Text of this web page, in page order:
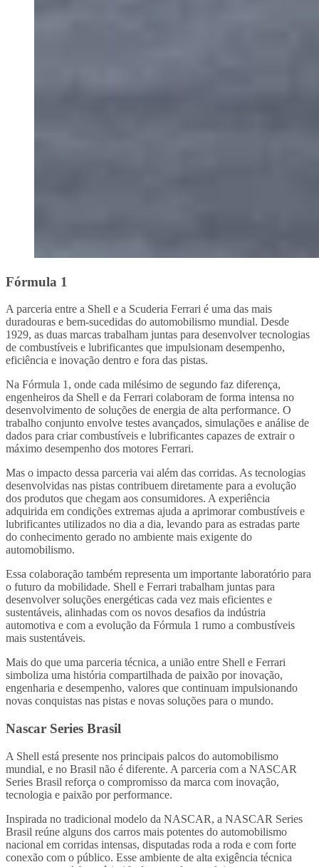
Fórmula 1
A parceria entre a Shell e a Scuderia Ferrari é uma das mais
duradouras e bem-sucedidas do automobilismo mundial. Desde
1929, as duas marcas trabalham juntas para desenvolver tecnologias
de combustíveis e lubrificantes que impulsionam desempenho,
eficiência e inovação dentro e fora das pistas.
Na Fórmula 1, onde cada milésimo de segundo faz diferença,
engenheiros da Shell e da Ferrari colaboram de forma intensa no
desenvolvimento de soluções de energia de alta performance. O
trabalho conjunto envolve testes avançados, simulações e análise de
dados para criar combustíveis e lubrificantes capazes de extrair o
máximo desempenho dos motores Ferrari.
Mas o impacto dessa parceria vai além das corridas. As tecnologias
desenvolvidas nas pistas contribuem diretamente para a evolução
dos produtos que chegam aos consumidores. A experiência
adquirida em condições extremas ajuda a aprimorar combustíveis e
lubrificantes utilizados no dia a dia, levando para as estradas parte
do conhecimento gerado no ambiente mais exigente do
automobilismo.
Essa colaboração também representa um importante laboratório para
o futuro da mobilidade. Shell e Ferrari trabalham juntas para
desenvolver soluções energéticas cada vez mais eficientes e
sustentáveis, alinhadas com os novos desafios da indústria
automotiva e com a evolução da Fórmula 1 rumo a combustíveis
mais sustentáveis.
Mais do que uma parceria técnica, a união entre Shell e Ferrari
simboliza uma história compartilhada de paixão por inovação,
engenharia e desempenho, valores que continuam impulsionando
novas conquistas nas pistas e novas soluções para o mundo.
Nascar Series Brasil
A Shell está presente nos principais palcos do automobilismo
mundial, e no Brasil não é diferente. A parceria com a NASCAR
Series Brasil reforça o compromisso da marca com inovação,
tecnologia e paixão por performance.
Inspirada no tradicional modelo da NASCAR, a NASCAR Series
Brasil reúne alguns dos carros mais potentes do automobilismo
nacional em corridas intensas, disputadas roda a roda e com forte
conexão com o público. Esse ambiente de alta exigência técnica